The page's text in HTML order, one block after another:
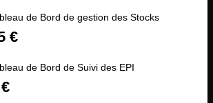
Pégurier, 06200 Nice
qse.fr
de Bord de gestion des Stocks
€
de Bord de Suivi des EPI
€